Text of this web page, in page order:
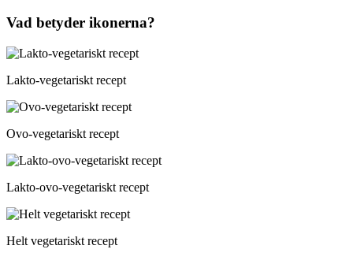
Vad betyder ikonerna?
Lakto-vegetariskt recept
Ovo-vegetariskt recept
Lakto-ovo-vegetariskt recept
Helt vegetariskt recept